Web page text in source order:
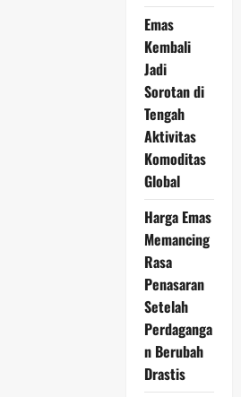
Emas
Kembali
Jadi
Sorotan di
Tengah
Aktivitas
Komoditas
Global
Harga Emas
Memancing
Rasa
Penasaran
Setelah
Perdaganga
n Berubah
Drastis